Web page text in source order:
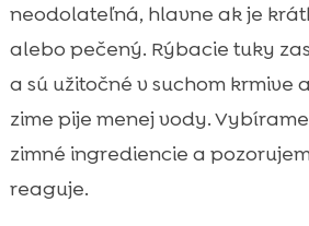
neodolateľná, hlavne ak je
alebo pečený. Rýbacie tuky
a sú užitočné v suchom krmive
zime pije menej vody.
zimné ingrediencie a
reaguje.